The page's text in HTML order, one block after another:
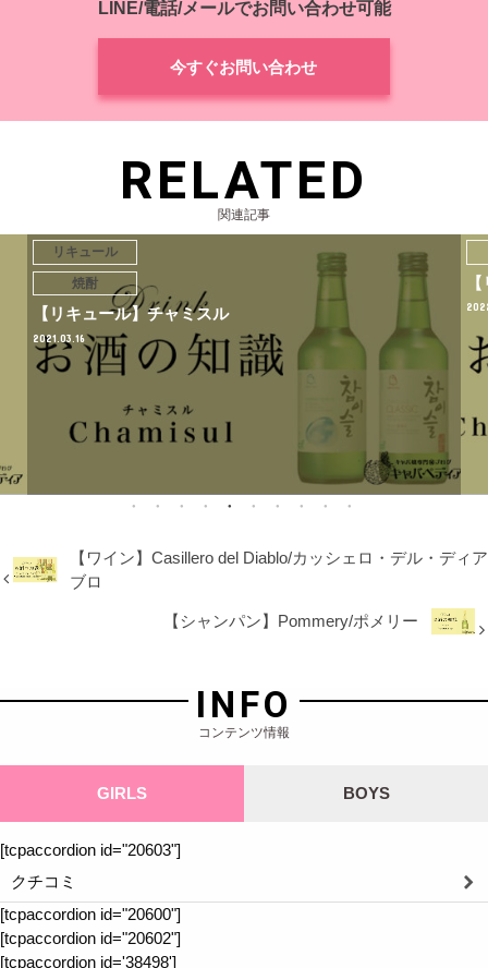
LINE/電話/メールでお問い合わせ可能
今すぐお問い合わせ
RELATED
関連記事
リキュール
焼酎
【リキュール】チャミスル
2021.03.16
【ワイン】Casillero del Diablo/カッシェロ・デル・ディア
ブロ
【シャンパン】Pommery/ポメリー
INFO
コンテンツ情報
GIRLS BOYS
[tcpaccordion id="20603"]
クチコミ
[tcpaccordion id="20600"]
[tcpaccordion id="20602"]
[tcpaccordion id='38498']